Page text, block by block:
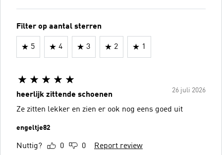
Filter op aantal sterren
5 4 3 2 1
26 juli 2026
heerlijk zittende schoenen
Ze zitten lekker en zien er ook nog eens goed uit
engeltje82
Nuttig? 0 0 Report review